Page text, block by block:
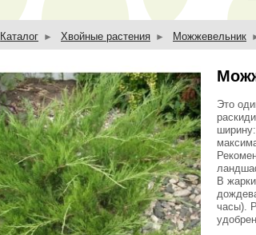
Каталог Хвойные растения Можжевельник
Это
В
часы).